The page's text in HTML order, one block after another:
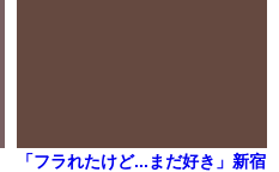
「フラれたけど...まだ好き」新宿